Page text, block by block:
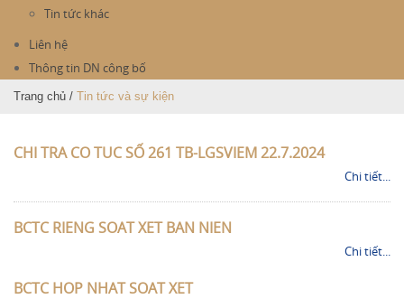
Tin tức khác
Liên hệ
Thông tin DN công bố
Trang chủ / Tin tức và sự kiện
CHI TRA CO TUC SỐ 261 TB-LGSVIEM 22.7.2024
Chi tiết...
BCTC RIENG SOAT XET BAN NIEN
Chi tiết...
BCTC HOP NHAT SOAT XET